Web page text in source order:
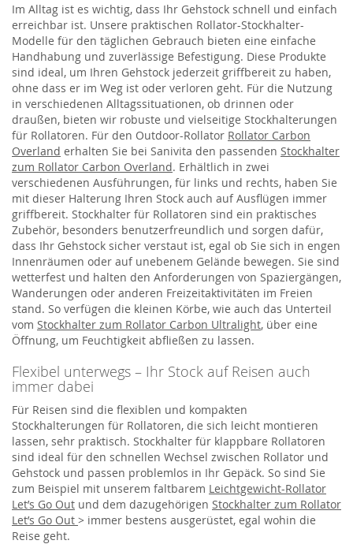
Im Alltag ist es wichtig, dass Ihr Gehstock schnell und einfach
erreichbar ist. Unsere praktischen Rollator-Stockhalter-
Modelle für den täglichen Gebrauch bieten eine einfache
Handhabung und zuverlässige Befestigung. Diese Produkte
sind ideal, um Ihren Gehstock jederzeit griffbereit zu haben,
ohne dass er im Weg ist oder verloren geht. Für die Nutzung
in verschiedenen Alltagssituationen, ob drinnen oder
draußen, bieten wir robuste und vielseitige Stockhalterungen
für Rollatoren. Für den Outdoor-Rollator Rollator Carbon
Overland erhalten Sie bei Sanivita den passenden Stockhalter
zum Rollator Carbon Overland. Erhältlich in zwei
verschiedenen Ausführungen, für links und rechts, haben Sie
mit dieser Halterung Ihren Stock auch auf Ausflügen immer
griffbereit. Stockhalter für Rollatoren sind ein praktisches
Zubehör, besonders benutzerfreundlich und sorgen dafür,
dass Ihr Gehstock sicher verstaut ist, egal ob Sie sich in engen
Innenräumen oder auf unebenem Gelände bewegen. Sie sind
wetterfest und halten den Anforderungen von Spaziergängen,
Wanderungen oder anderen Freizeitaktivitäten im Freien
stand. So verfügen die kleinen Körbe, wie auch das Unterteil
vom Stockhalter zum Rollator Carbon Ultralight, über eine
Öffnung, um Feuchtigkeit abfließen zu lassen.
Flexibel unterwegs – Ihr Stock auf Reisen auch
immer dabei
Für Reisen sind die flexiblen und kompakten
Stockhalterungen für Rollatoren, die sich leicht montieren
lassen, sehr praktisch. Stockhalter für klappbare Rollatoren
sind ideal für den schnellen Wechsel zwischen Rollator und
Gehstock und passen problemlos in Ihr Gepäck. So sind Sie
zum Beispiel mit unserem faltbarem Leichtgewicht-Rollator
Let’s Go Out und dem dazugehörigen Stockhalter zum Rollator
Let’s Go Out > immer bestens ausgerüstet, egal wohin die
Reise geht.